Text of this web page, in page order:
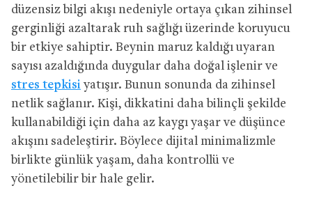
düzensiz bilgi akışı nedeniyle ortaya çıkan zihinsel
gerginliği azaltarak ruh sağlığı üzerinde koruyucu
bir etkiye sahiptir. Beynin maruz kaldığı uyaran
sayısı azaldığında duygular daha doğal işlenir ve
stres tepkisiyatışır. Bunun sonunda da zihinsel
netlik sağlanır. Kişi, dikkatini daha bilinçli şekilde
kullanabildiği için daha az kaygı yaşar ve düşünce
akışını sadeleştirir. Böylece dijital minimalizmle
birlikte günlük yaşam, daha kontrollü ve
yönetilebilir bir hale gelir.